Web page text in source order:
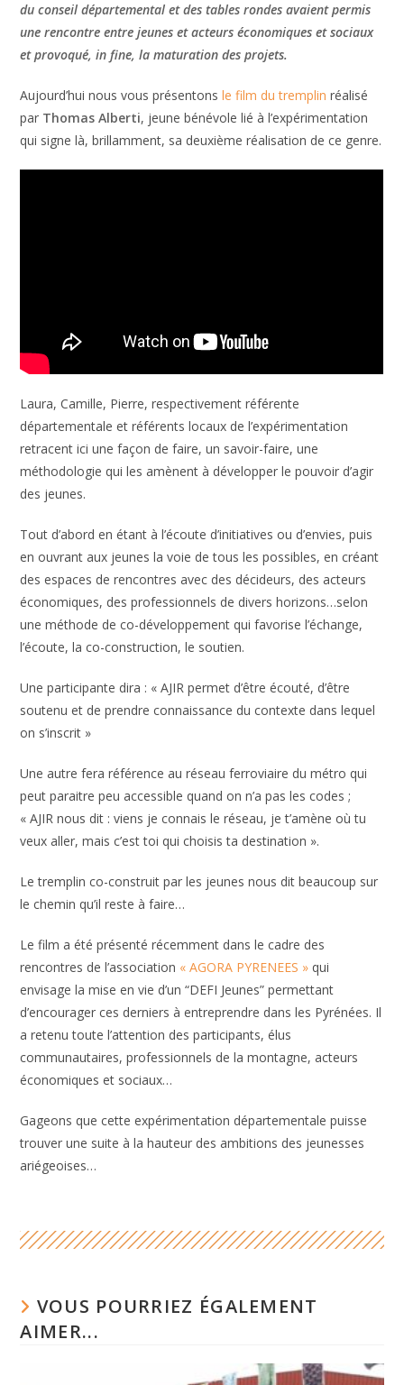
du conseil départemental et des tables rondes avaient permis
une rencontre entre jeunes et acteurs économiques et sociaux
et provoqué, in fine, la maturation des projets.
Aujourd’hui nous vous présentonsle film du tremplin réalisé
par Thomas Alberti, jeune bénévole lié à l’expérimentation
qui signe là, brillamment, sa deuxième réalisation de ce genre.
Laura, Camille, Pierre, respectivement référente
départementale et référents locaux de l’expérimentation
retracent ici une façon de faire, un savoir-faire, une
méthodologie qui les amènent à développer le pouvoir d’agir
des jeunes.
Tout d’abord en étant à l’écoute d’initiatives ou d’envies, puis
en ouvrant aux jeunes la voie de tous les possibles, en créant
des espaces de rencontres avec des décideurs, des acteurs
économiques, des professionnels de divers horizons…selon
une méthode de co-développement qui favorise l’échange,
l’écoute, la co-construction, le soutien.
Une participante dira : « AJIR permet d’être écouté, d’être
soutenu et de prendre connaissance du contexte dans lequel
on s’inscrit »
Une autre fera référence au réseau ferroviaire du métro qui
peut paraitre peu accessible quand on n’a pas les codes ;
« AJIR nous dit : viens je connais le réseau, je t’amène où tu
veux aller, mais c’est toi qui choisis ta destination ».
Le tremplin co-construit par les jeunes nous dit beaucoup sur
le chemin qu’il reste à faire…
Le film a été présenté récemment dans le cadre des
rencontres de l’association « AGORA PYRENEES »qui
envisage la mise en vie d’un “DEFI Jeunes” permettant
d’encourager ces derniers à entreprendre dans les Pyrénées. Il
a retenu toute l’attention des participants, élus
communautaires, professionnels de la montagne, acteurs
économiques et sociaux…
Gageons que cette expérimentation départementale puisse
trouver une suite à la hauteur des ambitions des jeunesses
ariégeoises…
VOUS POURRIEZ ÉGALEMENT
AIMER...